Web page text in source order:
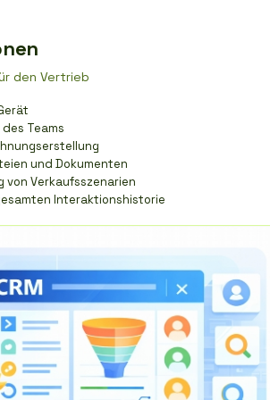
den Vertrieb
Teams
und Dokumenten
von Verkaufsszenarien
Interaktionshistorie